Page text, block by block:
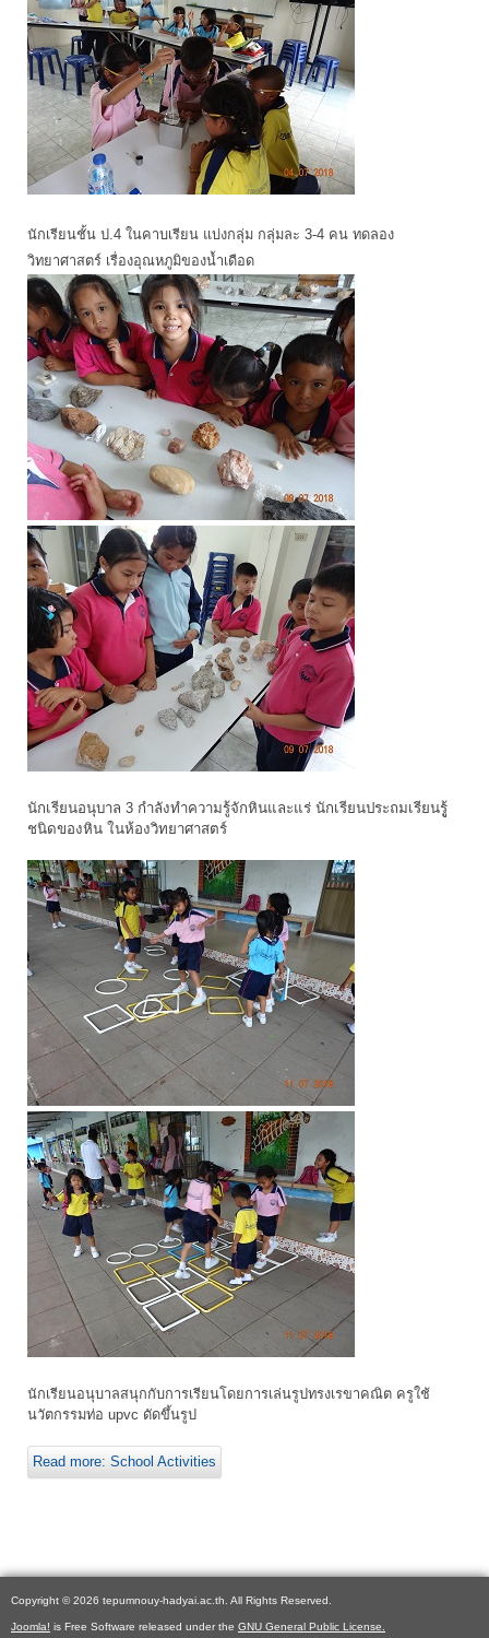
นักเรียนชั้น ป.4 ในคาบเรียน แบ่งกลุ่ม กลุ่มละ 3-4 คน ทดลอง
วิทยาศาสตร์ เรื่องอุณหภูมิของน้ำเดือด
นักเรียนอนุบาล 3 กำลังทำความรู้จักหินและแร่ นักเรียนประถมเรียนรูู้
ชนิดของหิน ในห้องวิทยาศาสตร์
นักเรียนอนุบาลสนุกกับการเรียนโดยการเล่นรูปทรงเรขาคณิต ครูใช้
นวัตกรรมท่อ upvc ดัดขึ้นรูป
Read more: School Activities
Copyright © 2026 tepumnouy-hadyai.ac.th. All Rights Reserved.
Joomla! is Free Software released under the GNU General Public License.